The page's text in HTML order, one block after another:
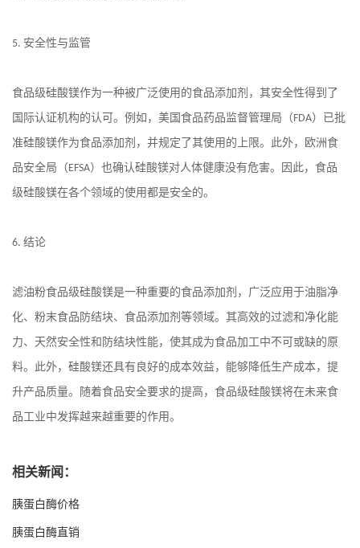
5. 安全性与监管
食品级硅酸镁作为一种被广泛使用的食品添加剂，其安全性得到了
国际认证机构的认可。例如，美国食品药品监督管理局（FDA）已批
准硅酸镁作为食品添加剂，并规定了其使用的上限。此外，欧洲食
品安全局（EFSA）也确认硅酸镁对人体健康没有危害。因此，食品
级硅酸镁在各个领域的使用都是安全的。
6. 结论
滤油粉食品级硅酸镁是一种重要的食品添加剂，广泛应用于油脂净
化、粉末食品防结块、食品添加剂等领域。其高效的过滤和净化能
力、天然安全性和防结块性能，使其成为食品加工中不可或缺的原
料。此外，硅酸镁还具有良好的成本效益，能够降低生产成本，提
升产品质量。随着食品安全要求的提高，食品级硅酸镁将在未来食
品工业中发挥越来越重要的作用。
相关新闻：
胰蛋白酶价格
胰蛋白酶直销